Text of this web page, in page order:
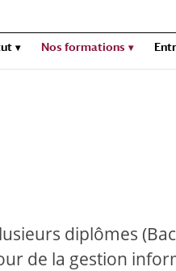
Nos formations
diplômes
de la gestion